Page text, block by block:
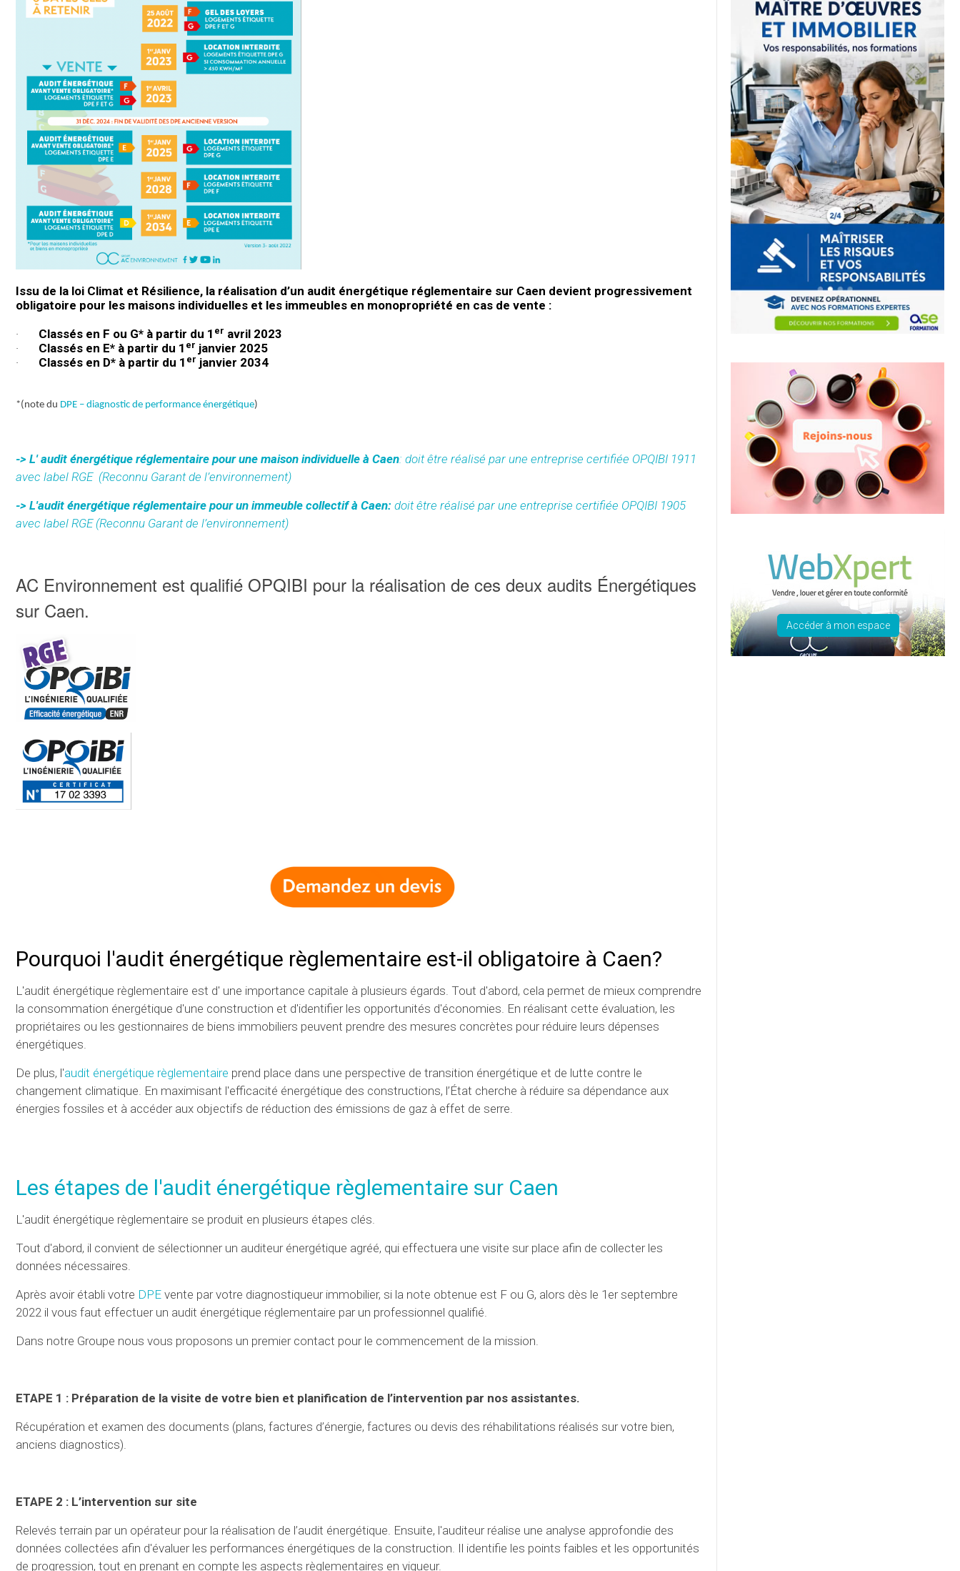
Issu de la loi Climat et Résilience, la réalisation d’un audit énergétique réglementaire sur Caen devient progressivement
obligatoire pour les maisons individuelles et les immeubles en monopropriété en cas de vente :
· Classés en F ou G* à partir du 1 er avril 2023
· Classés en E* à partir du 1 er janvier 2025
· Classés en D* à partir du 1 er janvier 2034
*(note du DPE – diagnostic de performance énergétique)
-> L' audit énergétique réglementaire pour une maison individuelle à Caen: doit être réalisé par une entreprise certifiée OPQIBI 1911
avec label RGE (Reconnu Garant de l’environnement)
-> L'audit énergétique réglementaire pour un immeuble collectif à Caen: doit être réalisé par une entreprise certifiée OPQIBI 1905
avec label RGE (Reconnu Garant de l’environnement)
AC Environnement est qualifié OPQIBI pour la réalisation de ces deux audits Énergétiques
sur Caen.
Pourquoi l'audit énergétique règlementaire est-il obligatoire à Caen?
L'audit énergétique règlementaire est d' une importance capitale à plusieurs égards. Tout d'abord, cela permet de mieux comprendre
la consommation énergétique d'une construction et d'identifier les opportunités d'économies. En réalisant cette évaluation, les
propriétaires ou les gestionnaires de biens immobiliers peuvent prendre des mesures concrètes pour réduire leurs dépenses
énergétiques.
De plus, l'audit énergétique règlementaire prend place dans une perspective de transition énergétique et de lutte contre le
changement climatique. En maximisant l'efficacité énergétique des constructions, l’État cherche à réduire sa dépendance aux
énergies fossiles et à accéder aux objectifs de réduction des émissions de gaz à effet de serre.
Les étapes de l'audit énergétique règlementaire sur Caen
L'audit énergétique règlementaire se produit en plusieurs étapes clés.
Tout d'abord, il convient de sélectionner un auditeur énergétique agréé, qui effectuera une visite sur place afin de collecter les
données nécessaires.
Après avoir établi votre DPE vente par votre diagnostiqueur immobilier, si la note obtenue est F ou G, alors dès le 1er septembre
2022 il vous faut effectuer un audit énergétique réglementaire par un professionnel qualifié.
Dans notre Groupe nous vous proposons un premier contact pour le commencement de la mission.
ETAPE 1 : Préparation de la visite de votre bien et planification de l’intervention par nos assistantes.
Récupération et examen des documents (plans, factures d’énergie, factures ou devis des réhabilitations réalisés sur votre bien,
anciens diagnostics).
ETAPE 2 : L’intervention sur site
Relevés terrain par un opérateur pour la réalisation de l’audit énergétique. Ensuite, l'auditeur réalise une analyse approfondie des
données collectées afin d'évaluer les performances énergétiques de la construction. Il identifie les points faibles et les opportunités
de progression, tout en prenant en compte les aspects règlementaires en vigueur.
Accéder à mon espace